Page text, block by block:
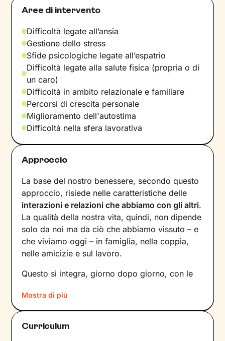
Aree di intervento
Difficoltà legate all’ansia
Gestione dello stress
Sfide psicologiche legate all’espatrio
Difficoltà legate alla salute fisica (propria o di
un caro)
Difficoltà in ambito relazionale e familiare
Percorsi di crescita personale
Miglioramento dell'autostima
Difficoltà nella sfera lavorativa
Approccio
La base del nostro benessere, secondo questo
approccio, risiede nelle caratteristiche delle
interazioni e relazioni che abbiamo con gli altri.
La qualità della nostra vita, quindi, non dipende
solo da noi ma da ciò che abbiamo vissuto – e
che viviamo oggi – in famiglia, nella coppia,
nelle amicizie e sul lavoro.
Questo si integra, giorno dopo giorno, con le
influire sulle
comportamentiche mettiamo in atto e sul
modo in cui
Mostra di più
Curriculum